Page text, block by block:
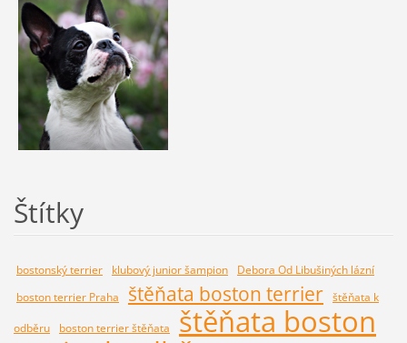
Štítky
bostonský terrier klubový junior šampion
Debora Od Libušiných lázní
boston terrier Praha
štěňata boston terrier štěňata k
odběru
boston terrier štěňata štěňata boston